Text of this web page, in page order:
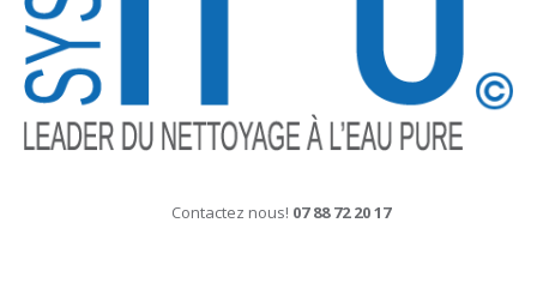
Contactez nous! 07 88 72 20 17